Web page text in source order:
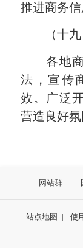
推进商务信
（十九
各地商
法，宣传
效。广泛
营造良好氛
网站群
站点地图 | 使